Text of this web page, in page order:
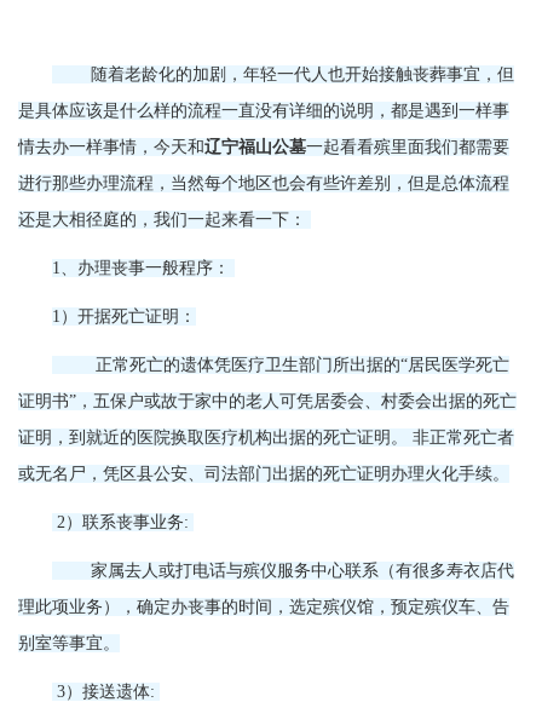
随着老龄化的加剧，年轻一代人也开始接触丧葬事宜，但
是具体应该是什么样的流程一直没有详细的说明，都是遇到一样事
情去办一样事情，今天和辽宁福山公墓一起看看殡里面我们都需要
进行那些办理流程，当然每个地区也会有些许差别，但是总体流程
还是大相径庭的，我们一起来看一下：
1、办理丧事一般程序：
1）开据死亡证明：
正常死亡的遗体凭医疗卫生部门所出据的“居民医学死亡
证明书”，五保户或故于家中的老人可凭居委会、村委会出据的死亡
证明，到就近的医院换取医疗机构出据的死亡证明。 非正常死亡者
或无名尸，凭区县公安、司法部门出据的死亡证明办理火化手续。
2）联系丧事业务:
家属去人或打电话与殡仪服务中心联系（有很多寿衣店代
理此项业务），确定办丧事的时间，选定殡仪馆，预定殡仪车、告
别室等事宜。
3）接送遗体: